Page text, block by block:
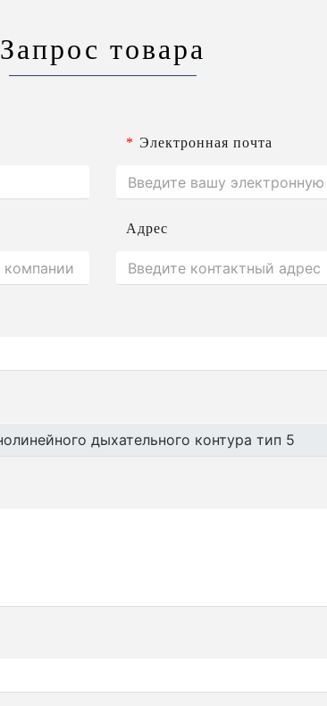
Запрос товара
* Электронная почта
Адрес